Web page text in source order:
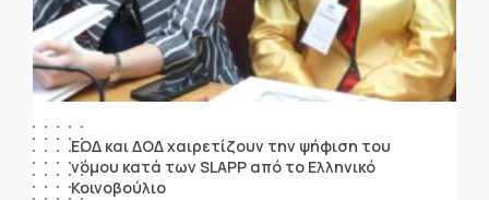
ΕΟΔ και ΔΟΔ χαιρετίζουν την ψήφιση του
νόμου κατά των SLAPP από το Ελληνικό
Κοινοβούλιο